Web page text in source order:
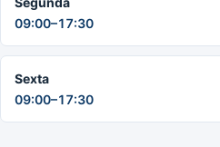
09:00–17:30
Sexta
09:00–17:30